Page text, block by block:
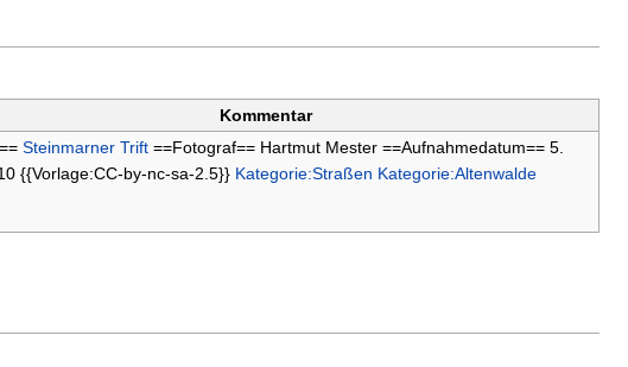
Kommentar
Steinmarner Trift==Fotograf== Hartmut Mester ==Aufnahmedatum== 5.
{{Vorlage:CC-by-nc-sa-2.5}} Kategorie:Straßen Kategorie:Altenwalde